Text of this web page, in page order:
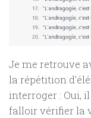
Je me retrouve
la répétition
interroger : Oui,
falloir vérifier la